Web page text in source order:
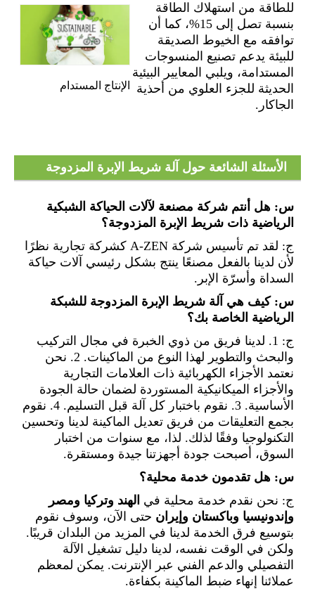
للطاقة من استهلاك الطاقة
بنسبة تصل إلى 15%، كما أن
توافقه مع الخيوط الصديقة
للبيئة يدعم تصنيع المنسوجات
المستدامة، ويلبي المعايير البيئية
الحديثة للجزء العلوي من أحذية
الجاكار.
الإنتاج المستدام
الأسئلة الشائعة حول آلة شريط الإبرة المزدوجة
س: هل أنتم شركة مصنعة لآلات الحياكة الشبكية
الرياضية ذات شريط الإبرة المزدوجة؟
ج: لقد تم تأسيس شركة A-ZEN كشركة تجارية نظرًا
لأن لدينا بالفعل مصنعًا ينتج بشكل رئيسي آلات حياكة
السداة وأسرّة الإبر.
س: كيف هي آلة شريط الإبرة المزدوجة للشبكة
الرياضية الخاصة بك؟
ج: 1. لدينا فريق من ذوي الخبرة في مجال التركيب
والبحث والتطوير لهذا النوع من الماكينات. 2. نحن
نعتمد الأجزاء الكهربائية ذات العلامات التجارية
والأجزاء الميكانيكية المستوردة لضمان حالة الجودة
الأساسية. 3. نقوم باختبار كل آلة قبل التسليم. 4. نقوم
بجمع التعليقات من فريق تعديل الماكينة لدينا وتحسين
التكنولوجيا وفقًا لذلك. لذا، مع سنوات من اختبار
السوق، أصبحت جودة أجهزتنا جيدة ومستقرة.
س: هل تقدمون خدمة محلية؟
ج: نحن نقدم خدمة محلية في الهند وتركيا ومصر
وإندونيسيا وباكستان وإيران حتى الآن، وسوف نقوم
بتوسيع فرق الخدمة لدينا في المزيد من البلدان قريبًا.
ولكن في الوقت نفسه، لدينا دليل تشغيل الآلة
التفصيلي والدعم الفني عبر الإنترنت. يمكن لمعظم
عملائنا إنهاء ضبط الماكينة بكفاءة.